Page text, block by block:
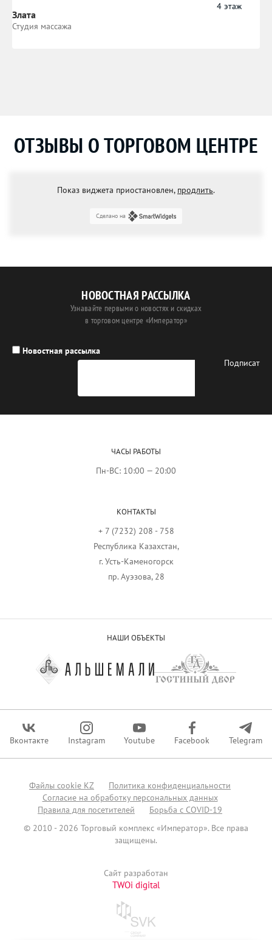
Злата
Студия массажа
4 этаж
ОТЗЫВЫ О ТОРГОВОМ ЦЕНТРЕ
Показ виджета приостановлен, продлить.
Сделано на
НОВОСТНАЯ РАССЫЛКА
Узнавайте первыми о новостях и скидках
в торговом центре «Император»
Новостная рассылка
ЧАСЫ РАБОТЫ
Пн-ВС: 10:00 — 20:00
КОНТАКТЫ
+ 7 (7232) 208 - 758
Республика Казахстан,
г. Усть-Каменогорск
пр. Ауэзова, 28
Вконтакте Instagram Youtube Facebook Telegram
НАШИ ОБЪЕКТЫ
Файлы сookie KZ
Политика конфиденциальности
Согласие на обработку персональных данных
Правила для посетителей
Борьба с COVID-19
© 2010 - 2026 Торговый комплекс «Император». Все права
защищены.
Сайт разработан
TWOi digital